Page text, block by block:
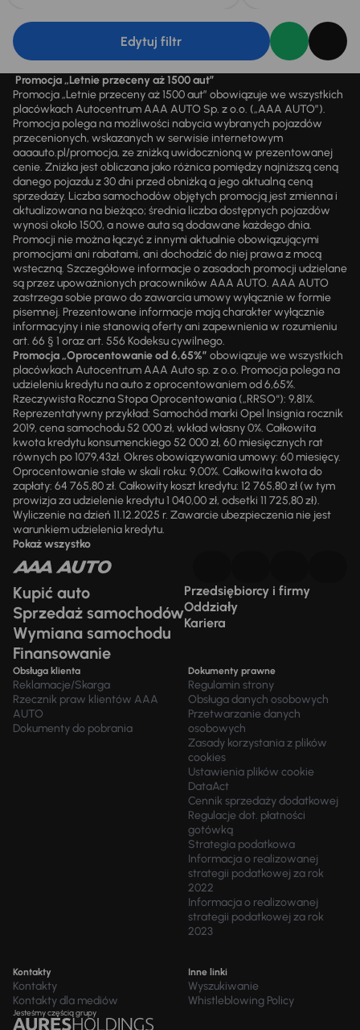
Edytuj filtr
Promocja „Letnie przeceny aż 1500 aut”
Promocja „Letnie przeceny aż 1500 aut” obowiązuje we wszystkich
placówkach Autocentrum AAA AUTO Sp. z o.o. („AAA AUTO”).
Promocja polega na możliwości nabycia wybranych pojazdów
przecenionych, wskazanych w serwisie internetowym
aaaauto.pl/promocja, ze zniżką uwidocznioną w prezentowanej
cenie. Zniżka jest obliczana jako różnica pomiędzy najniższą ceną
danego pojazdu z 30 dni przed obniżką a jego aktualną ceną
sprzedaży. Liczba samochodów objętych promocją jest zmienna i
aktualizowana na bieżąco; średnia liczba dostępnych pojazdów
wynosi około 1500, a nowe auta są dodawane każdego dnia.
Promocji nie można łączyć z innymi aktualnie obowiązującymi
promocjami ani rabatami, ani dochodzić do niej prawa z mocą
wsteczną. Szczegółowe informacje o zasadach promocji udzielane
są przez upoważnionych pracowników AAA AUTO. AAA AUTO
zastrzega sobie prawo do zawarcia umowy wyłącznie w formie
pisemnej. Prezentowane informacje mają charakter wyłącznie
informacyjny i nie stanowią oferty ani zapewnienia w rozumieniu
art. 66 § 1 oraz art. 556 Kodeksu cywilnego.
Promocja „Oprocentowanie od 6,65%” obowiązuje we wszystkich
placówkach Autocentrum AAA Auto sp. z o.o. Promocja polega na
udzieleniu kredytu na auto z oprocentowaniem od 6,65%.
Rzeczywista Roczna Stopa Oprocentowania („RRSO“): 9,81%.
Reprezentatywny przykład: Samochód marki Opel Insignia rocznik
2019, cena samochodu 52 000 zł, wkład własny 0%. Całkowita
kwota kredytu konsumenckiego 52 000 zł, 60 miesięcznych rat
równych po 1079,43zł. Okres obowiązywania umowy: 60 miesięcy.
Oprocentowanie stałe w skali roku: 9,00%. Całkowita kwota do
zapłaty: 64 765,80 zł. Całkowity koszt kredytu: 12 765,80 zł (w tym
prowizja za udzielenie kredytu 1 040,00 zł, odsetki 11 725,80 zł).
Wyliczenie na dzień 11.12.2025 r. Zawarcie ubezpieczenia nie jest
warunkiem udzielenia kredytu.
Pokaż wszystko
Kupić auto
Sprzedaż samochodów
Wymiana samochodu
Finansowanie
Przedsiębiorcy i firmy
Oddziały
Kariera
Obsługa klienta
Reklamacje/Skarga
Rzecznik praw klientów AAA
AUTO
Dokumenty do pobrania
Dokumenty prawne
Regulamin strony
Obsługa danych osobowych
Przetwarzanie danych
osobowych
Zasady korzystania z plików
cookies
Ustawienia plików cookie
DataAct
Cennik sprzedaży dodatkowej
Regulacje dot. płatności
gotówką
Strategia podatkowa
Informacja o realizowanej
strategii podatkowej za rok
2022
Informacja o realizowanej
strategii podatkowej za rok
2023
Kontakty
Kontakty
Kontakty dla mediów
Inne linki
Wyszukiwanie
Whistleblowing Policy
Jesteśmy częścią grupy